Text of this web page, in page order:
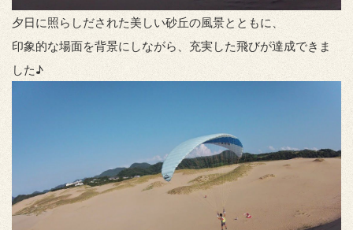
夕日に照らしだされた美しい砂丘の風景とともに、
印象的な場面を背景にしながら、充実した飛びが達成できま
した♪